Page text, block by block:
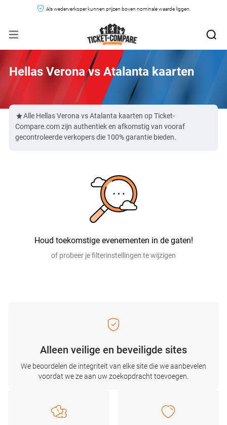
Als wederverkoper kunnen prijzen boven nominale waarde liggen.
Hellas Verona vs Atalanta kaarten
Alle Hellas Verona vs Atalanta kaarten op Ticket-
Compare.com zijn authentiek en afkomstig van vooraf
gecontroleerde verkopers die 100% garantie bieden.
Houd toekomstige evenementen in de gaten!
of probeer je filterinstellingen te wijzigen
Alleen veilige en beveiligde sites
We beoordelen de integriteit van elke site die we aanbevelen
voordat we ze aan uw zoekopdracht toevoegen.